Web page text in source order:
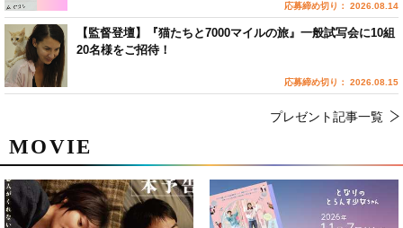
MOVIE
応募締め切り： 2026.08.14
【監督登壇】『猫たちと7000マイルの旅』一般試写会に10組
20名様をご招待！
応募締め切り： 2026.08.15
プレゼント記事一覧